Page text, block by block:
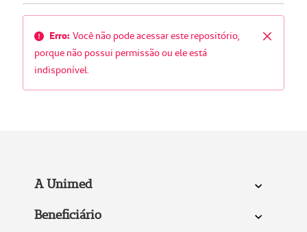
Fechar
Erro: Você não pode acessar este repositório,
porque não possui permissão ou ele está
indisponível.
A Unimed
Beneficiário